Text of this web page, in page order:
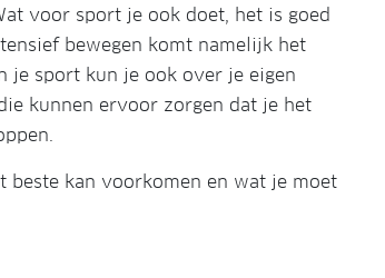
voor sport je ook doet, het is goed
bewegen komt namelijk het
je sport kun je ook over je eigen
kunnen ervoor zorgen dat je het
beste kan voorkomen en wat je moet